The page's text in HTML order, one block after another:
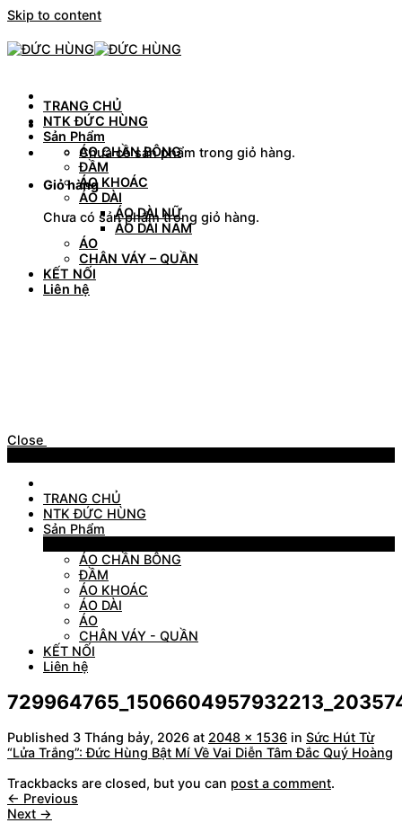
Skip to content
Chưa có sản phẩm trong giỏ hàng.
Giỏ hàng
Chưa có sản phẩm trong giỏ hàng.
TRANG CHỦ
NTK ĐỨC HÙNG
Sản Phẩm
ÁO CHẦN BÔNG
ĐẦM
ÁO KHOÁC
ÁO DÀI
ÁO DÀI NỮ
ÁO DÀI NAM
ÁO
CHÂN VÁY – QUẦN
KẾT NỐI
Liên hệ
Close
TRANG CHỦ
NTK ĐỨC HÙNG
Sản Phẩm
ÁO CHẦN BÔNG
ĐẦM
ÁO KHOÁC
ÁO DÀI
ÁO
CHÂN VÁY - QUẦN
KẾT NỐI
Liên hệ
Published 3 Tháng bảy, 2026 at 2048 × 1536 in Sức Hút Từ
“Lửa Trắng”: Đức Hùng Bật Mí Về Vai Diễn Tâm Đắc Quý Hoàng
Trackbacks are closed, but you can post a comment.
← Previous
Next →